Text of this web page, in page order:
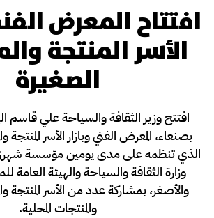
افتتاح المعرض
الأسر المنتجة
الصغيرة
افتتح وزير الثقافة والسياحة علي قاسم
بصنعاء، المعرض الفني وبازار الأسر المنتجة
الذي تنظمه على مدى يومين مؤسسة شهرزاد
وزارة الثقافة والسياحة والهيئة العامة
والأصغر، بمشاركة عدد من الأسر المنتجة
والمنتجات المحلية.